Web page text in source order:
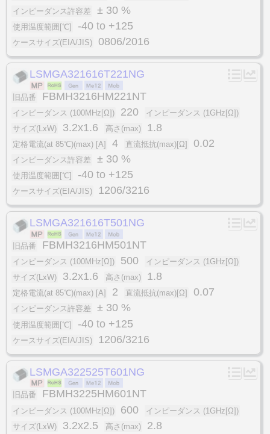
インピーダンス許容差 ± 30 %
使用温度範囲[℃] -40 to +125
ケースサイズ(EIA/JIS) 0806/2016
LSMGA321616T221NG
旧品番 FBMH3216HM221NT
インピーダンス (100MHz[Ω]) 220
インピーダンス (1GHz[Ω])
サイズ(LxW)
3.2x1.6 高さ(max) 1.8
定格電流(at 85℃)(max) [A] 4 直流抵抗(max)[Ω] 0.02
インピーダンス許容差 ± 30 %
使用温度範囲[℃] -40 to +125
ケースサイズ(EIA/JIS) 1206/3216
LSMGA321616T501NG
旧品番 FBMH3216HM501NT
インピーダンス (100MHz[Ω]) 500
インピーダンス (1GHz[Ω])
サイズ(LxW)
3.2x1.6 高さ(max) 1.8
定格電流(at 85℃)(max) [A] 2 直流抵抗(max)[Ω] 0.07
インピーダンス許容差 ± 30 %
使用温度範囲[℃] -40 to +125
ケースサイズ(EIA/JIS) 1206/3216
LSMGA322525T601NG
旧品番 FBMH3225HM601NT
インピーダンス (100MHz[Ω]) 600
インピーダンス (1GHz[Ω])
サイズ(LxW)
3.2x2.5 高さ(max) 2.8